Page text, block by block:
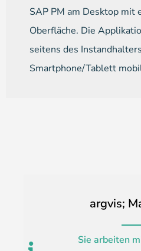
SAP PM am Desktop mit
Oberfläche. Die
seitens des
Smartphone/Tablett
argvis;
Sie arbeiten